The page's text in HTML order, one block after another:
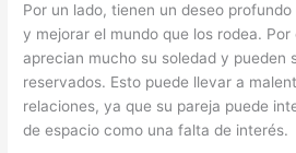
Por un lado, tienen un deseo
y mejorar el mundo que los rodea.
aprecian mucho su soledad y pueden
reservados. Esto puede llevar a
relaciones, ya que su pareja puede
de espacio como una falta de interés.